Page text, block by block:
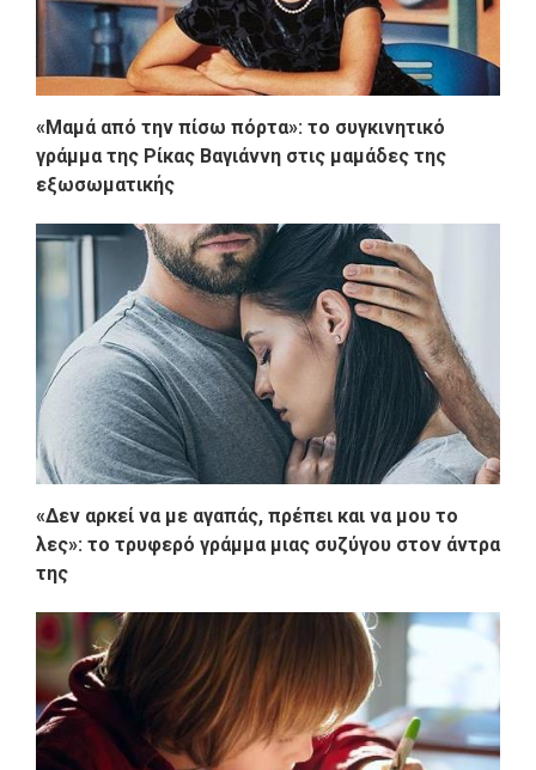
«Μαμά από την πίσω πόρτα»: το συγκινητικό
γράμμα της Ρίκας Βαγιάννη στις μαμάδες της
εξωσωματικής
«Δεν αρκεί να με αγαπάς, πρέπει και να μου το
λες»: το τρυφερό γράμμα μιας συζύγου στον άντρα
της